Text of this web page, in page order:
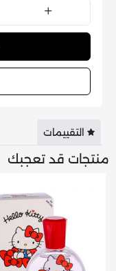
التقييمات
منتجات قد تعجبك